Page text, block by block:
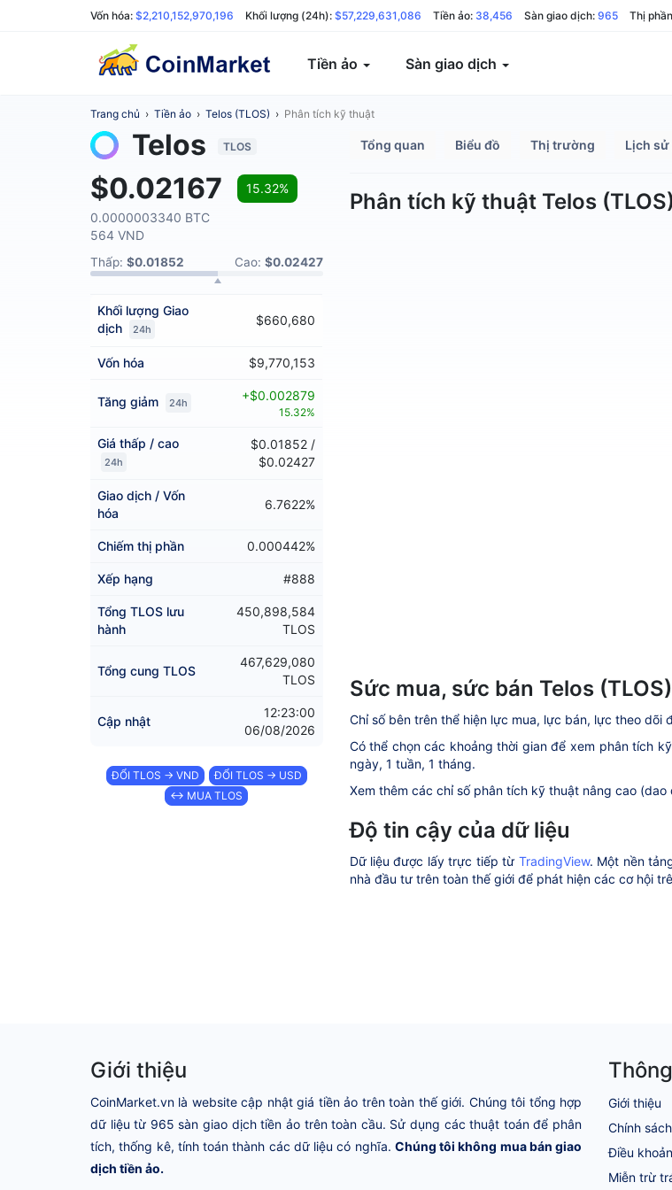
Vốn hóa: $2,210,152,970,196 Khối lượng (24h): $57,229,631,086 Tiền ảo: 38,456 Sàn giao dịch: 965 Thị
Tiền ảo Sàn giao dịch
Trang chủ › Tiền ảo › Telos (TLOS) › Phân tích kỹ thuật
Telos TLOS
$0.02167
15.32%
0.0000003340 BTC
564 VND
Thấp: $0.01852 Cao: $0.02427
Khối lượng Giao
dịch
24h
$660,680
Vốn hóa $9,770,153
Tăng giảm 24h +$0.002879
15.32%
Giá thấp / cao
24h
$0.01852 /
$0.02427
Giao dịch / Vốn
hóa
6.7622%
Chiếm thị phần 0.000442%
Xếp hạng #888
Tổng TLOS lưu
hành
450,898,584
TLOS
Tổng cung TLOS
467,629,080
TLOS
Cập nhật
12:23:00
06/08/2026
ĐỔI TLOS → VND
ĐỔI TLOS → USD
↔ MUA TLOS
Tổng quan Biểu đồ Thị trường Lịch sử
Phân tích kỹ thuật Telos (TLOS)
Sức mua, sức bán Telos (TLOS)
Chỉ số bên trên thể hiện lực mua, lực bán, lực theo dõi
Có thể chọn các khoảng thời gian để xem phân tích
ngày, 1 tuần, 1 tháng.
Xem thêm các chỉ số phân tích kỹ thuật nâng cao
Độ tin cậy của dữ liệu
Dữ liệu được lấy trực tiếp từ TradingView. Một nền
nhà đầu tư trên toàn thế giới để phát hiện các cơ hội
Giới thiệu
CoinMarket.vn là website cập nhật giá tiền ảo trên toàn thế giới. Chúng tôi tổng hợp
dữ liệu từ 965 sàn giao dịch tiền ảo trên toàn cầu. Sử dụng các thuật toán để phân
tích, thống kê, tính toán thành các dữ liệu có nghĩa. Chúng tôi không mua bán giao
dịch tiền ảo.
Giới thiệu
Chính
Điều
Miễn trừ